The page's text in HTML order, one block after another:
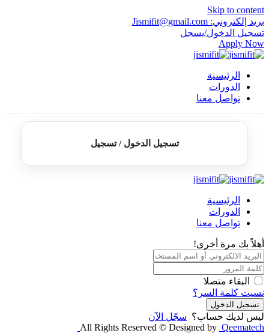
Skip to content
بريد إلكتروني: Jismifit@gmail.com
تسجيل الدخول/يسجل
Apply Now
الرئيسية
الدورات
تواصل معنا
تسجيل الدخول / تسجيل
الرئيسية
الدورات
تواصل معنا
أهلاً بك مرة أخرى!
البقاء متصلا
نسيت كلمة السر؟
تسجيل الدخول
ليس لديك حساب؟ سجّل الآن
All Rights Reserved © Designed by Qeematech